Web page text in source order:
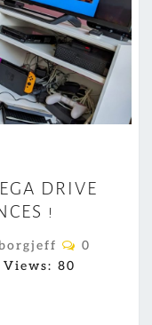
DRIVE
!
C
0
Views: 80